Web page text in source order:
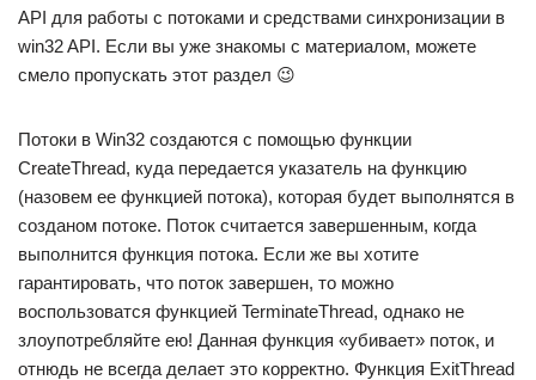
API для работы с потоками и средствами синхронизации в
win32 API. Если вы уже знакомы с материалом, можете
смело пропускать этот раздел 😉
Потоки в Win32 создаются с помощью функции
CreateThread, куда передается указатель на функцию
(назовем ее функцией потока), которая будет выполнятся в
созданом потоке. Поток считается завершенным, когда
выполнится функция потока. Если же вы хотите
гарантировать, что поток завершен, то можно
воспользоватся функцией TerminateThread, однако не
злоупотребляйте ею! Данная функция «убивает» поток, и
отнюдь не всегда делает это корректно. Функция ExitThread